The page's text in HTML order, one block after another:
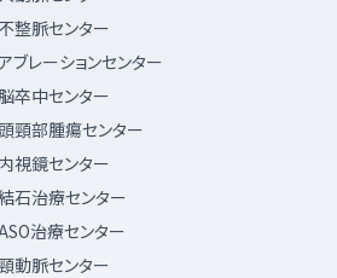
整脈センター
ブレーションセンター
脳卒中センター
頭頸部腫瘍センター
内視鏡センター
石治療センター
治療センター
動脈センター